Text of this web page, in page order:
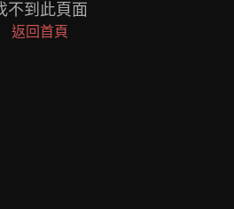
不到此頁面
返回首頁